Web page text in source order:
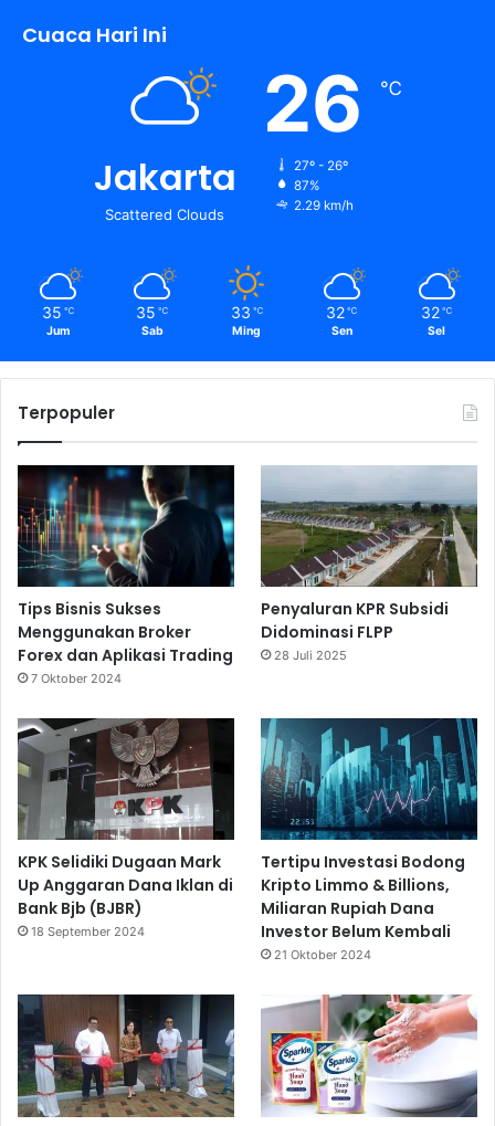
Cuaca Hari Ini
Jakarta
Scattered Clouds
26 ℃
27º - 26º
87%
2.29 km/h
35 ℃
Jum
35 ℃
Sab
33 ℃
Ming
32 ℃
Sen
32 ℃
Sel
Terpopuler
Tips Bisnis Sukses
Menggunakan Broker
Forex dan Aplikasi Trading
7 Oktober 2024
Penyaluran KPR Subsidi
Didominasi FLPP
28 Juli 2025
KPK Selidiki Dugaan Mark
Up Anggaran Dana Iklan di
Bank Bjb (BJBR)
18 September 2024
Tertipu Investasi Bodong
Kripto Limmo & Billions,
Miliaran Rupiah Dana
Investor Belum Kembali
21 Oktober 2024